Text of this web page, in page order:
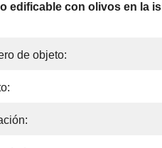
edificable con olivos en la
de objeto: